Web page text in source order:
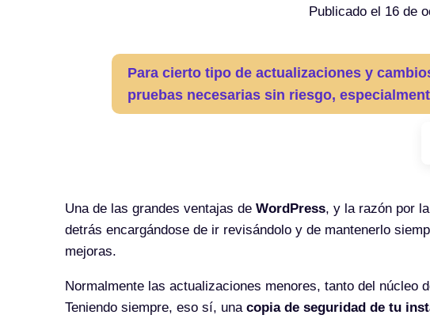
Publicado el 16 de
Para cierto tipo de actualizaciones y
pruebas necesarias sin riesgo,
Una de las grandes ventajas de WordPress, y la razón por
detrás encargándose de ir revisándolo y de mantenerlo
mejoras.
Normalmente las actualizaciones menores, tanto del
Teniendo siempre, eso sí, una copia de seguridad de tu